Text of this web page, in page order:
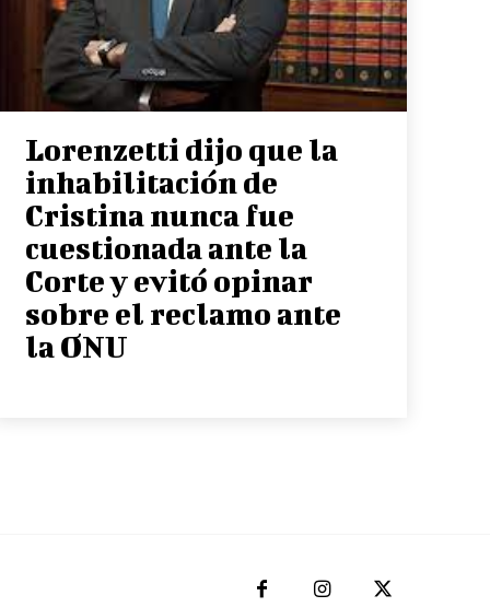
Lorenzetti dijo que la
inhabilitación de
Cristina nunca fue
cuestionada ante la
Corte y evitó opinar
sobre el reclamo ante
la ONU